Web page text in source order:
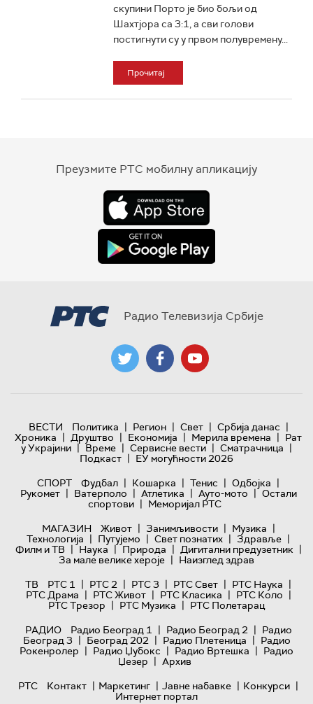
скупини Порто је био бољи од
Шахтјора са 3:1, а сви голови
постигнути су у првом полувремену...
Прочитај
Преузмите РТС мобилну апликацију
Радио Телевизија Србије
ВЕСТИ Политика | Регион | Свет | Србија данас |
Хроника | Друштво | Економија | Мерила времена | Рат
у Украјини | Време | Сервисне вести | Сматрачница |
Подкаст | ЕУ могућности 2026
СПОРТ
Фудбал | Кошарка | Тенис | Одбојка |
Рукомет | Ватерполо | Атлетика | Ауто-мото | Остали
спортови | Меморијал РТС
МАГАЗИН
Живот | Занимљивости | Музика |
Технологијa | Путујемо | Свет познатих | Здравље |
Филм и ТВ | Наука | Природа | Дигитални предузетник |
За мале велике хероје | Наизглед здрав
ТВ
РТС 1 | РТС 2 | РТС 3 | РТС Свет | РТС Наука |
РТС Драма | РТС Живот | РТС Класика | РТС Коло |
РТС Трезор | РТС Музика | РТС Полетарац
РАДИО
Радио Београд 1 | Радио Београд 2 | Радио
Београд 3 | Београд 202 | Радио Плетеница | Радио
Рокенролер | Радио Џубокс | Радио Вртешка | Радио
Џезер | Архив
РТС
Контакт | Маркетинг | Јавне набавке | Конкурси |
Интернет портал